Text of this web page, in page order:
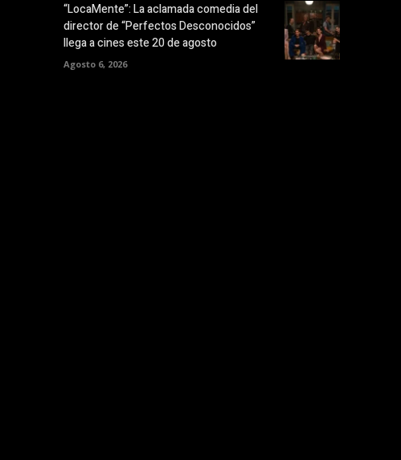
“LocaMente”: La aclamada comedia del
director de “Perfectos Desconocidos”
llega a cines este 20 de agosto
Agosto 6, 2026